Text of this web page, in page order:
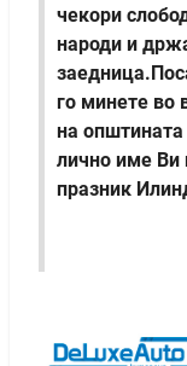
чекори
народи и
го минете во
на
лично име Ви
празник